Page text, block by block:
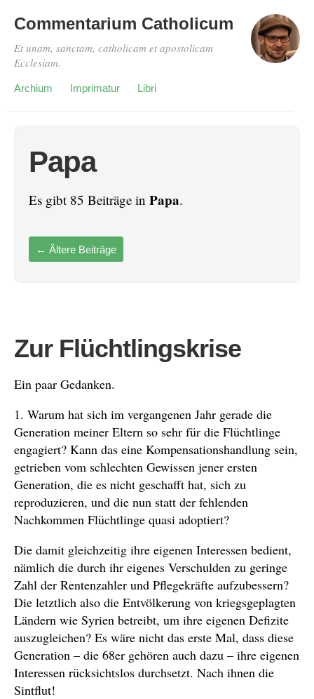
Commentarium Catholicum
Et unam, sanctam, catholicam et apostolicam
Ecclesiam.
Archium Imprimatur Libri
Papa
Es gibt 85 Beiträge in Papa.
← Ältere Beiträge
Zur Flüchtlingskrise
Ein paar Gedanken.
1. Warum hat sich im vergangenen Jahr gerade die
Generation meiner Eltern so sehr für die Flüchtlinge
engagiert? Kann das eine Kompensationshandlung sein,
getrieben vom schlechten Gewissen jener ersten
Generation, die es nicht geschafft hat, sich zu
reproduzieren, und die nun statt der fehlenden
Nachkommen Flüchtlinge quasi adoptiert?
Die damit gleichzeitig ihre eigenen Interessen bedient,
nämlich die durch ihr eigenes Verschulden zu geringe
Zahl der Rentenzahler und Pflegekräfte aufzubessern?
Die letztlich also die Entvölkerung von kriegsgeplagten
Ländern wie Syrien betreibt, um ihre eigenen Defizite
auszugleichen? Es wäre nicht das erste Mal, dass diese
Generation – die 68er gehören auch dazu – ihre eigenen
Interessen rücksichtslos durchsetzt. Nach ihnen die
Sintflut!